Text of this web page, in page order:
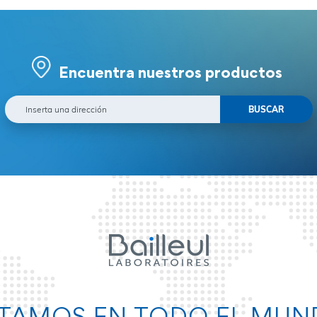
Encuentra nuestros productos